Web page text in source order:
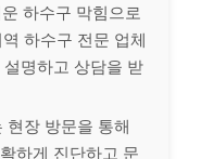
하수구 막힘으로
하수구 전문 업체
명하고 상담을 받
현장 방문을 통해
하게 진단하고 문